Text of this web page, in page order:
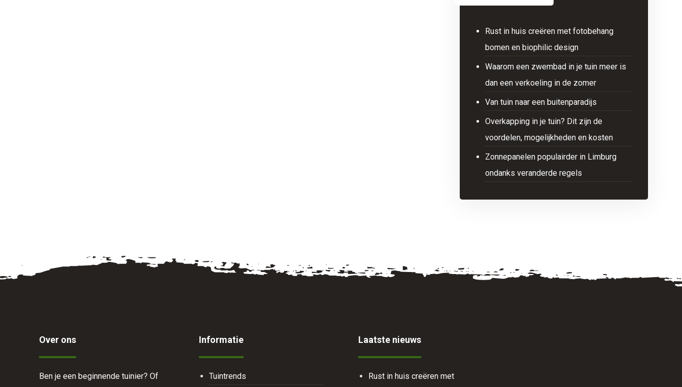
Rust in huis creëren met fotobehang
bomen en biophilic design
Waarom een zwembad in je tuin meer is
dan een verkoeling in de zomer
Van tuin naar een buitenparadijs
Overkapping in je tuin? Dit zijn de
voordelen, mogelijkheden en kosten
Zonnepanelen populairder in Limburg
ondanks veranderde regels
Over ons
Ben je een beginnende tuinier? Of
Informatie
Tuintrends
Laatste nieuws
Rust in huis creëren met